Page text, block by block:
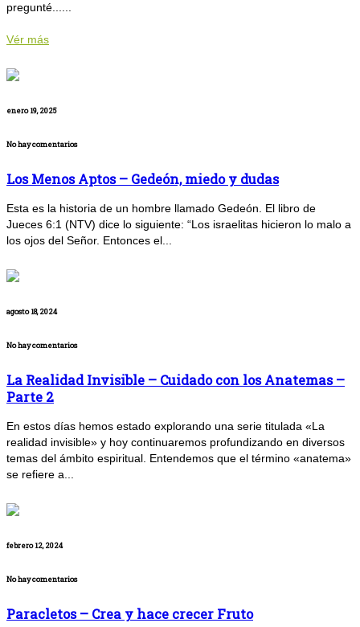
pregunté......
Vér más
enero 19, 2025
No hay comentarios
Los Menos Aptos – Gedeón, miedo y dudas
Esta es la historia de un hombre llamado Gedeón. El libro de
Jueces 6:1 (NTV) dice lo siguiente: “Los israelitas hicieron lo malo a
los ojos del Señor. Entonces el...
agosto 18, 2024
No hay comentarios
La Realidad Invisible – Cuidado con los Anatemas –
Parte 2
En estos días hemos estado explorando una serie titulada «La
realidad invisible» y hoy continuaremos profundizando en diversos
temas del ámbito espiritual. Entendemos que el término «anatema»
se refiere a...
febrero 12, 2024
No hay comentarios
Paracletos – Crea y hace crecer Fruto